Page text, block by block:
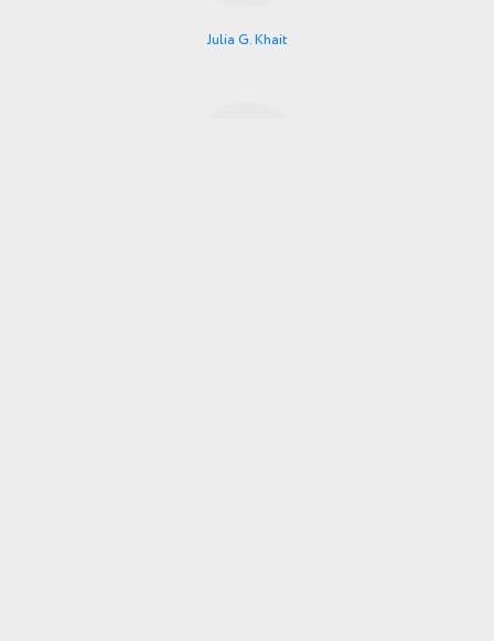
Julia G. Khait